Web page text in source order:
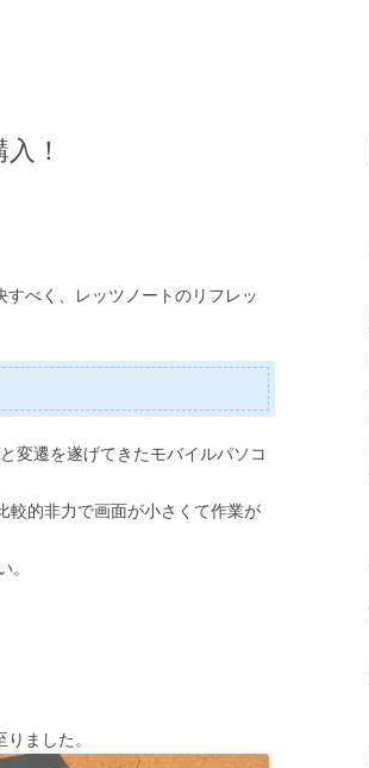
！
べく、レッツノートのリフレッ
変遷を遂げてきたモバイルパソコ
較的非力で画面が小さくて作業が
。
ました。